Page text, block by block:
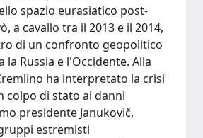
spazio eurasiatico post-
a cavallo tra il 2013 e il 2014,
di un confronto geopolitico
la Russia e l'Occidente. Alla
ha interpretato la crisi
colpo di stato ai danni
presidente Janukovič,
estremisti